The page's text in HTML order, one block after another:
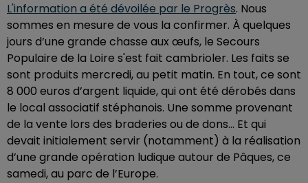
L'information a été dévoilée par le Progrès. Nous
sommes en mesure de vous la confirmer. À quelques
jours d’une grande chasse aux œufs, le Secours
Populaire de la Loire s'est fait cambrioler. Les faits se
sont produits mercredi, au petit matin. En tout, ce sont
8 000 euros d’argent liquide, qui ont été dérobés dans
le local associatif stéphanois. Une somme provenant
de la vente lors des braderies ou de dons… Et qui
devait initialement servir (notamment) à la réalisation
d’une grande opération ludique autour de Pâques, ce
samedi, au parc de l’Europe.